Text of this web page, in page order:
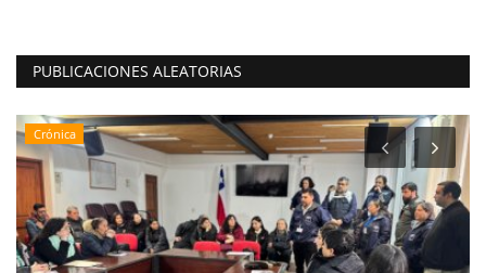
PUBLICACIONES ALEATORIAS
Crónica